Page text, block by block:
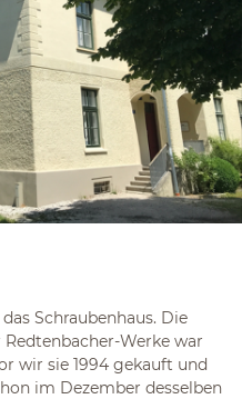
Schraubenhaus. Die
Werke war
wir sie 1994 gekauft und
im Dezember desselben